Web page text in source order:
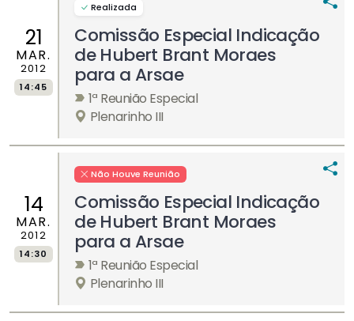
21
MAR.
2012
14:45
Realizada
Comissão Especial Indicação
de Hubert Brant Moraes
para a Arsae
1ª Reunião Especial
Plenarinho III
14
MAR.
2012
14:30
Não Houve Reunião
Comissão Especial Indicação
de Hubert Brant Moraes
para a Arsae
1ª Reunião Especial
Plenarinho III